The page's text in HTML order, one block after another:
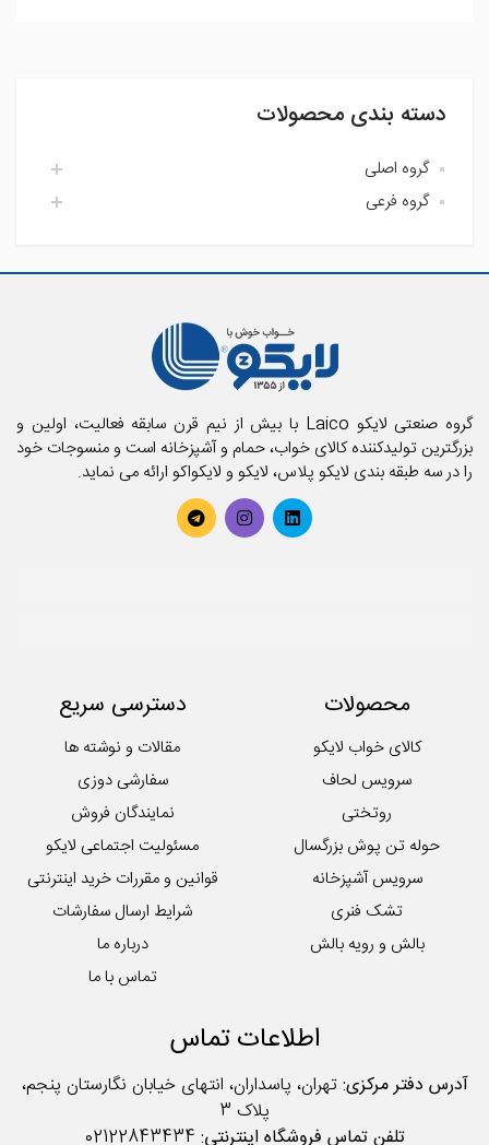
دسته بندی محصولات
گروه اصلی
اتاق خواب لایکو
حمام لایکو
گروه فرعی
بالش و رویه بالش
تشک فنری و محافظ تشک
تشک میهمان و سفری
حوله استخری
حوله تن پوش بزرگسال
حوله تن پوش کودک
کوسن
محصولات تکی آشپزخانه
افزودن نظر
گروه صنعتی لایکو Laico با بیش از نیم قرن سابقه فعالیت، اولین و
بزرگترین تولیدکننده کالای خواب، حمام و آشپزخانه است و منسوجات خود
را در سه طبقه بندی لایکو پلاس، لایکو و لایکواکو ارائه می نماید.
محصولات
کالای خواب لایکو
سرویس لحاف
روتختی
حوله تن پوش بزرگسال
سرویس آشپزخانه
تشک فنری
بالش و رویه بالش
دسترسی سریع
مقالات و نوشته ها
سفارشی دوزی
نمایندگان فروش
مسئولیت اجتماعی لایکو
قوانین و مقررات خرید اینترنتی
شرایط ارسال سفارشات
درباره ما
تماس با ما
اطلاعات تماس
آدرس دفتر مرکزی:تهران، پاسداران، انتهای خیابان نگارستان پنجم،
پلاک 3
تلفن تماس فروشگاه اینترنتی: